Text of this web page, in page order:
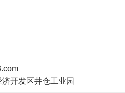
开发区井仓工业园